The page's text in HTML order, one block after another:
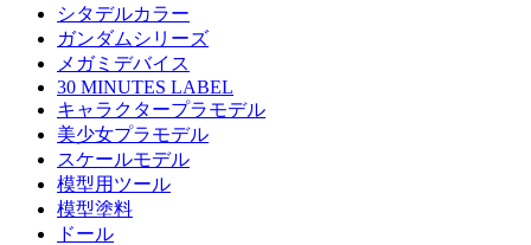
シタデルカラー
ガンダムシリーズ
メガミデバイス
30 MINUTES LABEL
キャラクタープラモデル
美少女プラモデル
スケールモデル
模型用ツール
模型塗料
ドール